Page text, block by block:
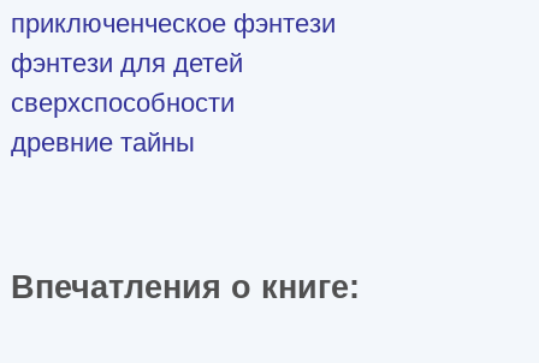
приключенческое фэнтези
фэнтези для детей
сверхспособности
древние тайны
Впечатления о книге: